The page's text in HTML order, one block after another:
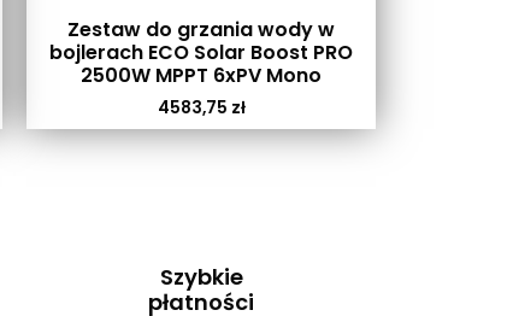
Zestaw do grzania wody w
bojlerach ECO Solar Boost PRO
2500W MPPT 6xPV Mono
4583,75 zł
Szybkie
płatności